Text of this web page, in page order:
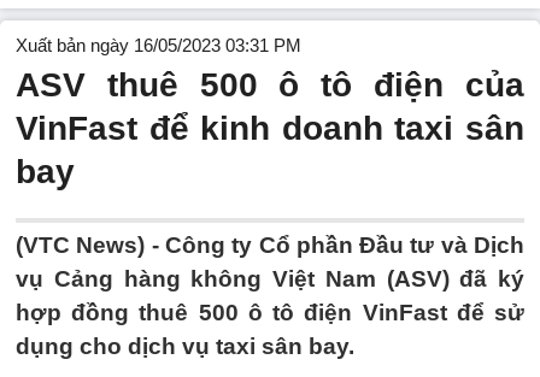
Xuất bản ngày 16/05/2023 03:31 PM
ASV thuê 500 ô tô điện của
VinFast để kinh doanh taxi sân
bay
(VTC News) - Công ty Cổ phần Đầu tư và Dịch
vụ Cảng hàng không Việt Nam (ASV) đã ký
hợp đồng thuê 500 ô tô điện VinFast để sử
dụng cho dịch vụ taxi sân bay.